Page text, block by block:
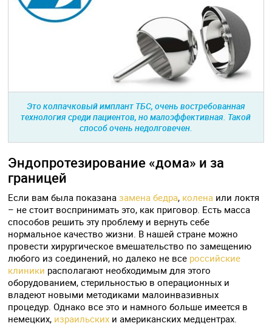
Это колпачковый имплант ТБС, очень востребованная
технология среди пациентов, но малоэффективная. Такой
способ очень недолговечен.
Эндопротезирование «дома» и за
границей
Если вам была показаназамена бедра, колена или локтя
– не стоит воспринимать это, как приговор. Есть масса
способов решить эту проблему и вернуть себе
нормальное качество жизни. В нашей стране можно
провести хирургическое вмешательство по замещению
любого из соединений, но далеко не все российские
клиники располагают необходимым для этого
оборудованием, стерильностью в операционных и
владеют новыми методиками малоинвазивных
процедур. Однако все это и намного больше имеется в
немецких, израильских и американских медцентрах.